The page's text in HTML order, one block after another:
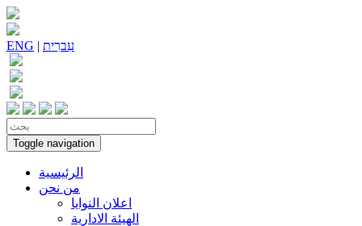
ENG | עִברִית
Toggle navigation
الرئيسية
من نحن
اعلان النوايا
الهيئة الادارية